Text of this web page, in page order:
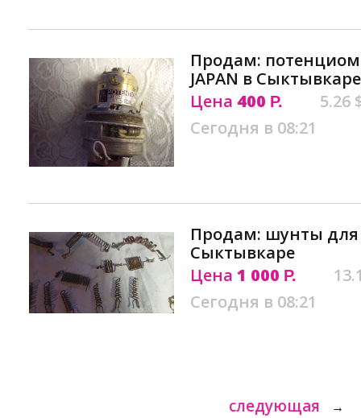
Продам:
JAPAN в Сыктывкаре
Цена 400 Р.
5.26
Сегодня в 08:21
Продам: шунты
Сыктывкаре
Цена 1 000 Р.
Сегодня в 08:21
следующая →